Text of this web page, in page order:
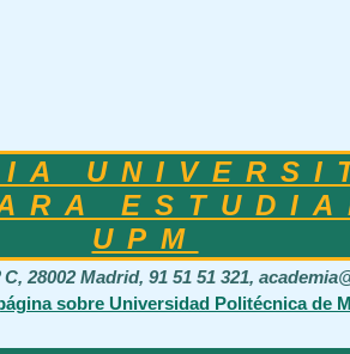
UPM
28002 Madrid, 91 51 51 321,
sobre Universidad Politécnica de